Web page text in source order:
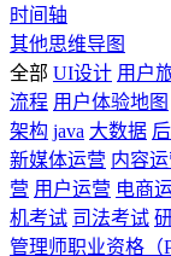
时间轴
其他思维导图
全部 UI设计 用户
流程 用户体验地图
架构 java 大数据
新媒体运营 内容
营 用户运营 电商
机考试 司法考试
管理师职业资格（